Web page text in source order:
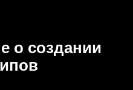
о создании